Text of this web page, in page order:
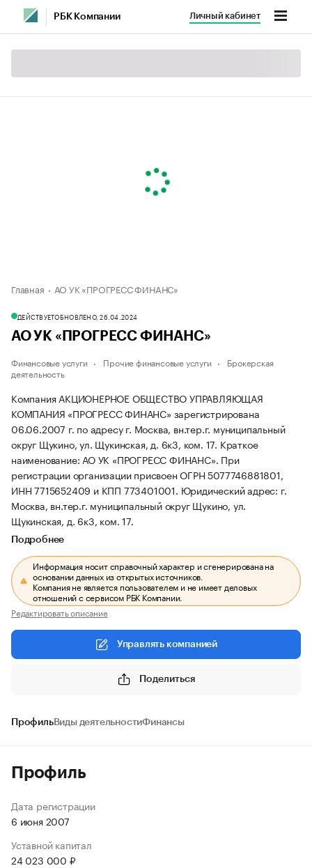
РБК Компании Личный кабинет
Главная АО УК «ПРОГРЕСС ФИНАНС»
ДЕЙСТВУЕТОБНОВЛЕНО, 26.04.2024
АО УК «ПРОГРЕСС ФИНАНС»
Финансовые услуги Прочие финансовые услуги
Брокерская
деятельность
Компания АКЦИОНЕРНОЕ ОБЩЕСТВО УПРАВЛЯЮЩАЯ
КОМПАНИЯ «ПРОГРЕСС ФИНАНС» зарегистрирована
06.06.2007 г. по адресу г. Москва, вн.тер.г. муниципальный
округ Щукино, ул. Щукинская, д. 6к3, ком. 17. Краткое
наименование: АО УК «ПРОГРЕСС ФИНАНС». При
регистрации организации присвоен ОГРН 5077746881801,
ИНН 7715652409 и КПП 773401001. Юридический адрес: г.
Москва, вн.тер.г. муниципальный округ Щукино, ул.
Щукинская, д. 6к3, ком. 17.
Подробнее
Информация носит справочный характер и сгенерирована на
основании данных из открытых источников.
Компания не является пользователем и не имеет деловых
отношений с сервисом РБК Компании.
Редактировать описание
Управлять компанией
Поделиться
ПрофильВиды деятельностиФинансы
Профиль
Дата регистрации
6 июня 2007
Уставной капитал
24 023 000 ₽